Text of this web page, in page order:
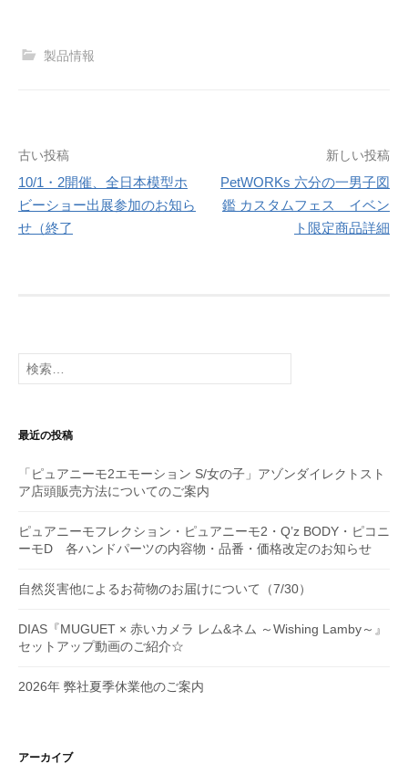
製品情報
投
稿
ナ
シ
ョ
ン
古い投稿
10/1・2開催、全日本模型ホ
ビーショー出展参加のお知ら
せ（終了
新しい投稿
PetWORKs 六分の一男子図
鑑 カスタムフェス イベン
ト限定商品詳細
検
索:
最近の投稿
「ピュアニーモ2エモーション S/女の子」アゾンダイレクトスト
ア店頭販売方法についてのご案内
ピュアニーモフレクション・ピュアニーモ2・Q’z BODY・ピコニ
ーモD 各ハンドパーツの内容物・品番・価格改定のお知らせ
自然災害他によるお荷物のお届けについて（7/30）
DIAS『MUGUET × 赤いカメラ レム&ネム ～Wishing Lamby～』
セットアップ動画のご紹介☆
2026年 弊社夏季休業他のご案内
アーカイブ